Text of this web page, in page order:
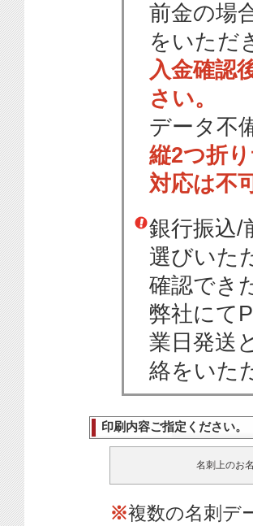
前金の場
をいただ
入金確認
さい。
データ不
縦2つ折
対応は不
銀行振込/
選びいた
確認でき
弊社にて
業日発送
絡をいた
印刷内容ご指定ください。
名刺上のお
※複数の名刺デ